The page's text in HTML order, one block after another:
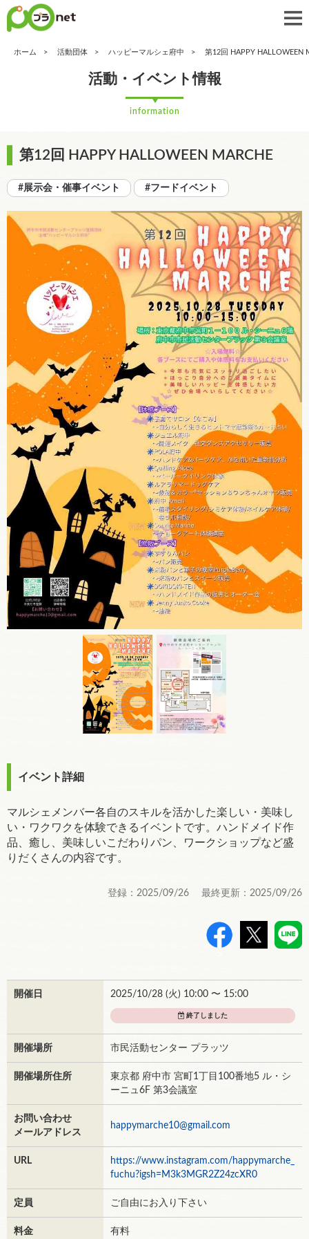
ホーム 活動団体 ハッピーマルシェ府中 第12回 HAPPY HALLOWEEN
活動・イベント情報
information
第12回 HAPPY HALLOWEEN MARCHE
#展示会・催事イベント #フードイベント
イベント詳細
マルシェメンバー各自のスキルを活かした楽しい・美味し
い・ワクワクを体験できるイベントです。ハンドメイド作
品、癒し、美味しいこだわりパン、ワークショップなど盛
りだくさんの内容です。
登録：2025/09/26 最終更新：2025/09/26
開催日 2025/10/28 (火) 10:00 〜 15:00
終了しました
開催場所 市民活動センター プラッツ
開催場所住所
東京都 府中市 宮町1丁目100番地5 ル・シ
ーニュ6F 第3会議室
お問い合わせ
メールアドレス
happymarche10@gmail.com
URL
https://www.instagram.com/happymarche_
fuchu?igsh=M3k3MGR2Z24zcXR0
定員 ご自由にお入り下さい
料金 有料